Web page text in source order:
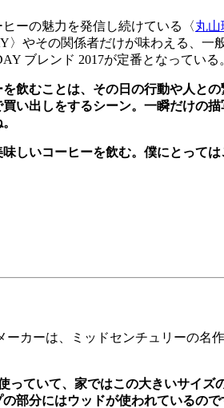
ーの魅力を発信し続けている〈丸山
〉やその関係者だけが味わえる、
ブレンド 2017が定番となっている
を飲むことは、その日の行動や人
い出しをするシーン。一瞬だけの
しいコーヒーを飲む。僕にとって
ーカーは、ミッドセンチュリーの名
っていて、家ではこの大きいサイ
部分にはウッドが使われているの